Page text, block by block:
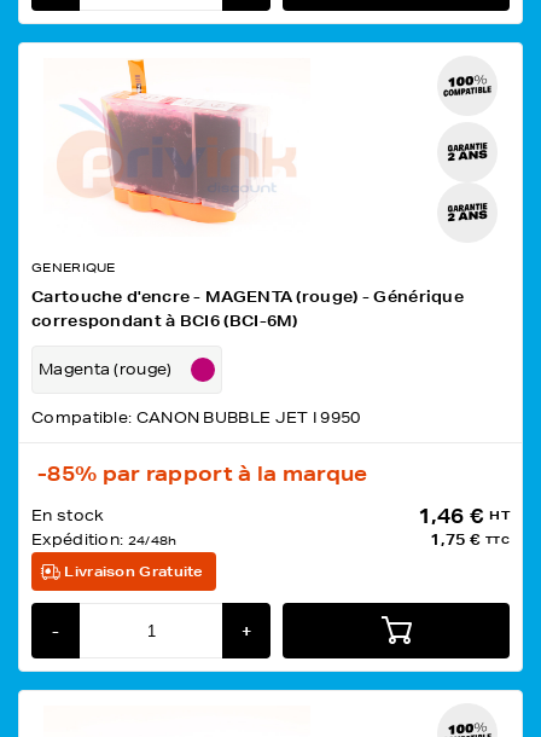
GENERIQUE
Cartouche d'encre - MAGENTA (rouge) - Générique
correspondant à BCI6 (BCI-6M)
Magenta (rouge)
Compatible: CANON BUBBLE JET I 9950
-85% par rapport à la marque
En stock
Expédition: 24/48h
1,46 € HT
1,75 € TTC
Livraison Gratuite
- +